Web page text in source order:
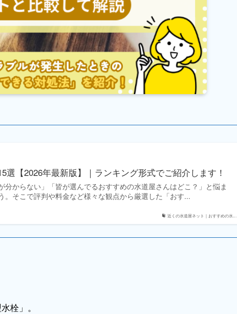
近くの水道屋ネット｜おすすめの水...
選【2026年最新版】｜ランキング形式でご紹介します！
分からない」「皆が選んでるおすすめの水道屋さんはどこ？」と悩ま
。そこで評判や料金など様々な観点から厳選した「おす...
栓」。